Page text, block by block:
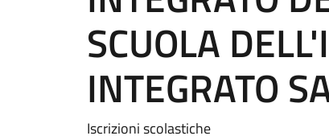
SCUOLA
INTEGRATO
Iscrizioni scolastiche